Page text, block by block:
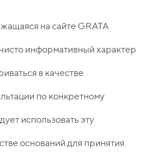
на сайте GRATA
информативный характер
в качестве
по конкретному
использовать эту
оснований для принятия